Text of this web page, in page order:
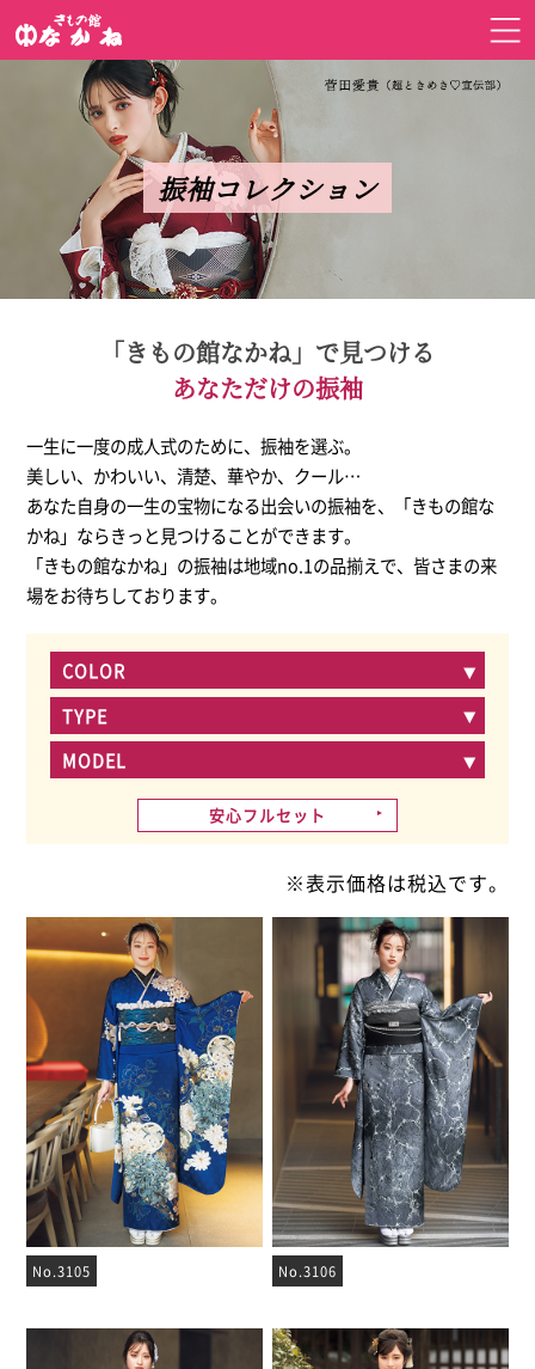
振袖コレクション
「きもの館なかね」で見つける
あなただけの振袖
一生に一度の成人式のために、振袖を選ぶ。
美しい、かわいい、清楚、華やか、クール…
あなた自身の一生の宝物になる出会いの振袖を、「きもの館な
かね」ならきっと見つけることができます。
「きもの館なかね」の振袖は地域no.1の品揃えで、皆さまの来
場をお待ちしております。
COLOR
TYPE
MODEL
安心フルセット
※表示価格は税込です。
No.3105 No.3106